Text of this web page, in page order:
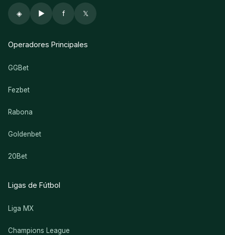
◈ ▶ f 𝕏
Operadores Principales
GGBet
Fezbet
Rabona
Goldenbet
20Bet
Ligas de Fútbol
Liga MX
Champions League